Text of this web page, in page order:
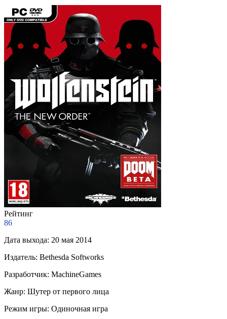
Рейтинг
86
Дата выхода: 20 мая 2014
Издатель: Bethesda Softworks
Разработчик: MachineGames
Жанр: Шутер от первого лица
Режим игры: Одиночная игра